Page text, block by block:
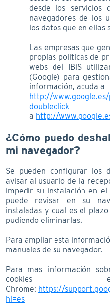
desde los servicios
navegadores de los
los datos que en ellas
Las empresas que
propias políticas de
webs del IBiS
(Google) para
información, acuda a
http://
doubleclick
a http://
¿Cómo puedo
mi navegador?
Se pueden configurar los
avisar al usuario de la
impedir su instalación en el
puede revisar en su
instaladas y cual es el
pudiendo eliminarlas.
Para ampliar esta
manuales de su navegador.
Para mas información
cookies
Chrome: https://
hl=es